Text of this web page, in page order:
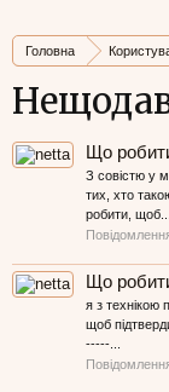
Головна
Що
З совістю у
тих, хто
робити, щоб...
Що
я з технікою
щоб
-----...